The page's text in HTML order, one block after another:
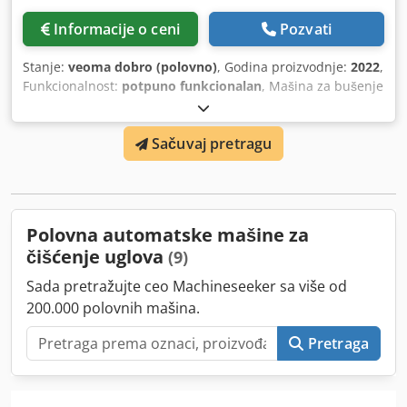
Informacije o ceni Pozvati
Stanje: veoma dobro (polovno), Godina proizvodnje: 2022,
Funkcionalnost: potpuno funkcionalan, Mašina za bušenje
uglova i makaza URBAN ESB 500 sa glavama za bušenje za
Siegenia okove Dedpjyza Dfefx Ac Aeck
Sačuvaj pretragu
Polovna automatske mašine za
čišćenje uglova (9)
Sada pretražujte ceo Machineseeker sa više od
200.000 polovnih mašina.
Pretraga